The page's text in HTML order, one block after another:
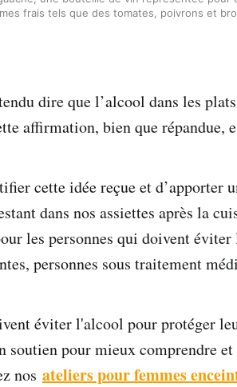
frais tels que des tomates, poivrons et
dire que l’alcool dans les
affirmation, bien que répandue,
cette idée reçue et d’apporter
dans nos assiettes après la
les personnes qui doivent éviter
personnes sous traitement
éviter l'alcool pour protéger
soutien pour mieux comprendre
nos ateliers pour femmes